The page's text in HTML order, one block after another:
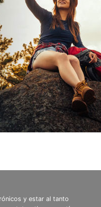
y estar al tanto